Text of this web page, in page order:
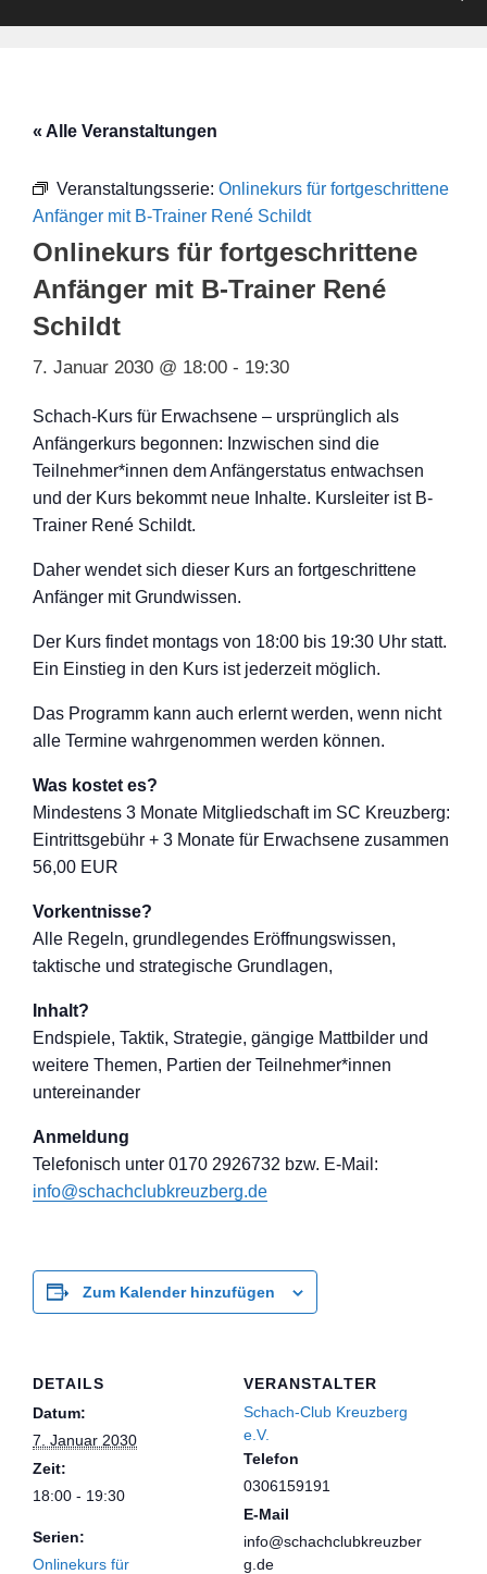
« Alle Veranstaltungen
Veranstaltungsserie: Onlinekurs für fortgeschrittene
Anfänger mit B-Trainer René Schildt
Onlinekurs für fortgeschrittene
Anfänger mit B-Trainer René
Schildt
7. Januar 2030 @ 18:00 - 19:30
Schach-Kurs für Erwachsene – ursprünglich als
Anfängerkurs begonnen: Inzwischen sind die
Teilnehmer*innen dem Anfängerstatus entwachsen
und der Kurs bekommt neue Inhalte. Kursleiter ist B-
Trainer René Schildt.
Daher wendet sich dieser Kurs an fortgeschrittene
Anfänger mit Grundwissen.
Der Kurs findet montags von 18:00 bis 19:30 Uhr statt.
Ein Einstieg in den Kurs ist jederzeit möglich.
Das Programm kann auch erlernt werden, wenn nicht
alle Termine wahrgenommen werden können.
Was kostet es?
Mindestens 3 Monate Mitgliedschaft im SC Kreuzberg:
Eintrittsgebühr + 3 Monate für Erwachsene zusammen
56,00 EUR
Vorkentnisse?
Alle Regeln, grundlegendes Eröffnungswissen,
taktische und strategische Grundlagen,
Inhalt?
Endspiele, Taktik, Strategie, gängige Mattbilder und
weitere Themen, Partien der Teilnehmer*innen
untereinander
Anmeldung
Telefonisch unter 0170 2926732 bzw. E-Mail:
info@schachclubkreuzberg.de
Zum Kalender hinzufügen
DETAILS
Datum:
7. Januar 2030
Zeit:
18:00 - 19:30
Serien:
Onlinekurs für
VERANSTALTER
Schach-Club Kreuzberg
e.V.
Telefon
0306159191
E-Mail
info@schachclubkreuzber
g.de